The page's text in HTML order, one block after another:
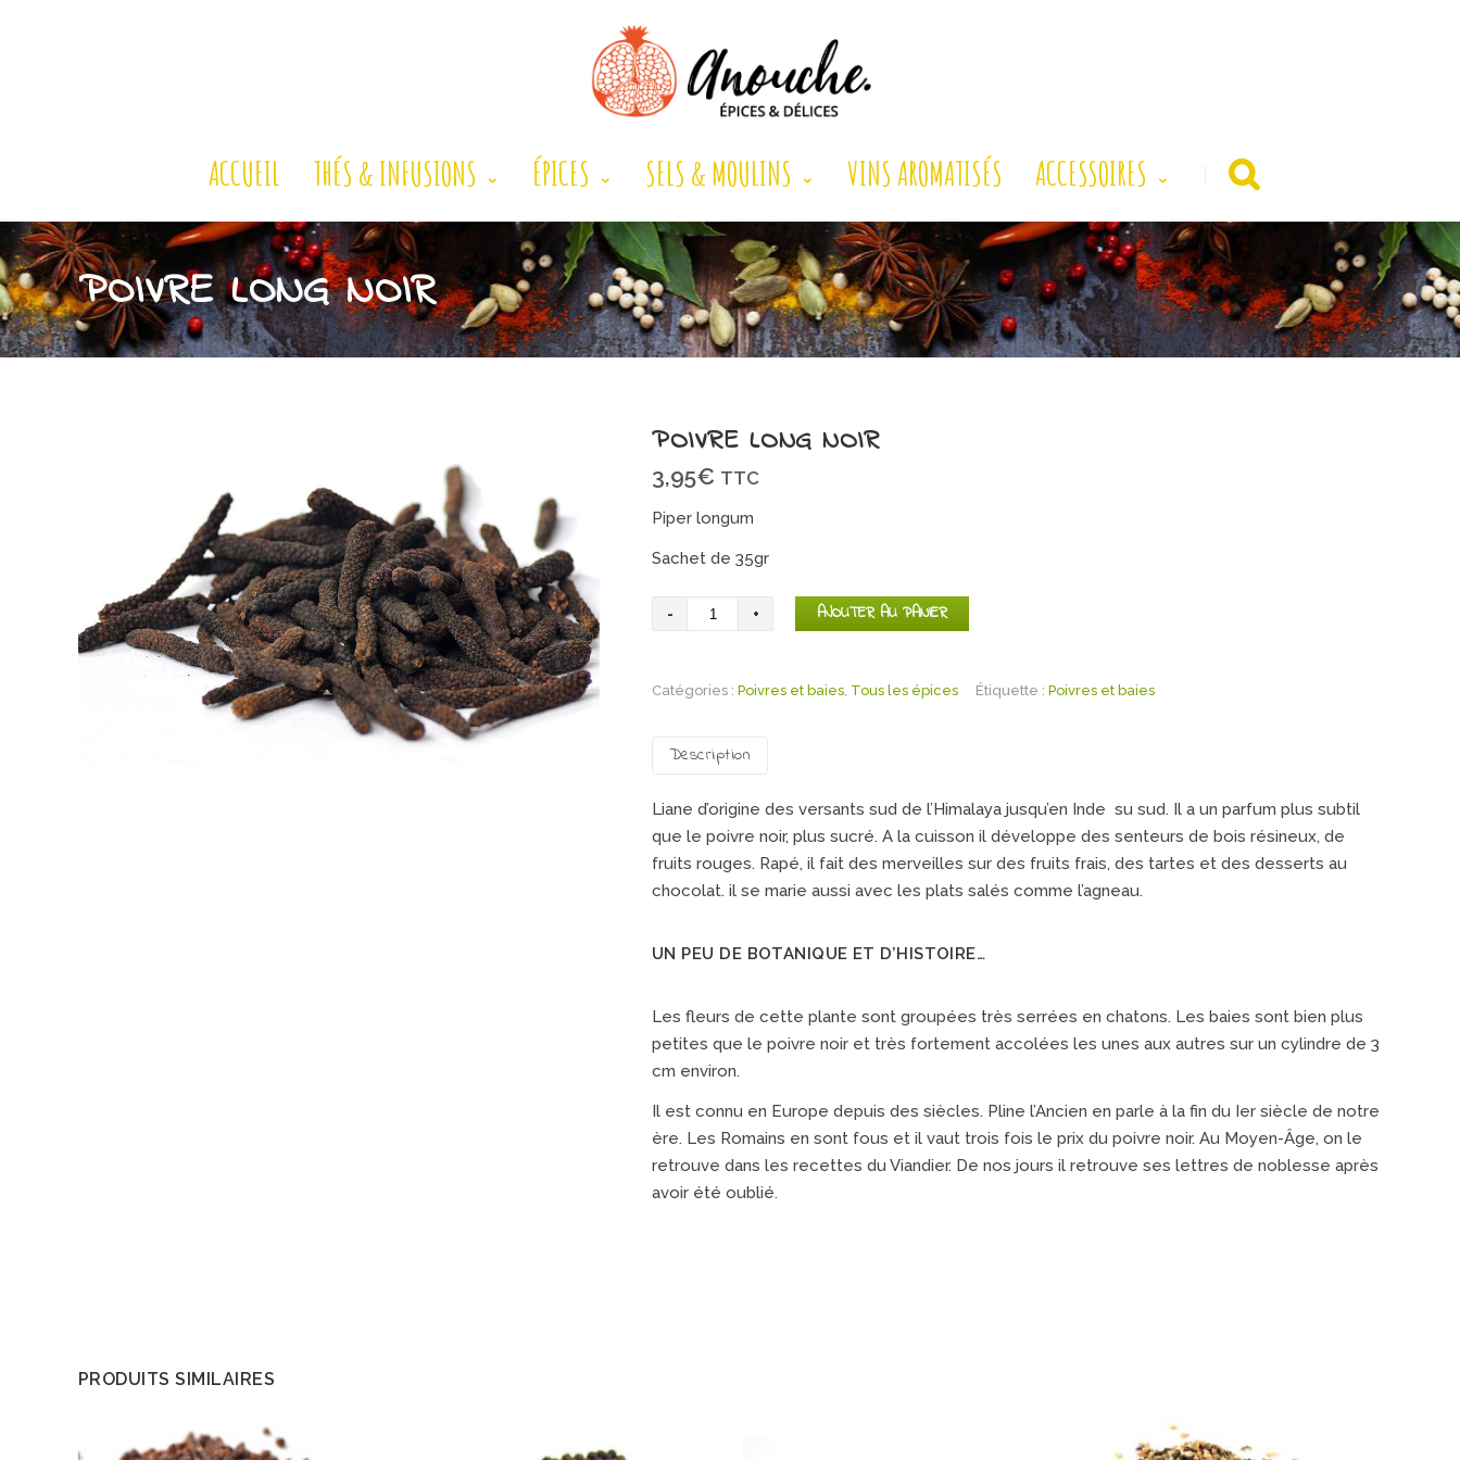
ACCUEIL THÉS & INFUSIONS ÉPICES SELS & MOULINS VINS AROMATISÉS ACCESSOIRES |
POIVRE LONG NOIR
POIVRE LONG NOIR
3,95€ TTC
Piper longum
Sachet de 35gr
quantité
de
long
AJOUTER AU PANIER
Catégories : Poivres et baies, Tous les épices Étiquette : Poivres et baies
Description
Liane d’origine des versants sud de l’Himalaya jusqu’en Inde su sud. Il a un parfum plus subtil
que le poivre noir, plus sucré. A la cuisson il développe des senteurs de bois résineux, de
fruits rouges. Rapé, il fait des merveilles sur des fruits frais, des tartes et des desserts au
chocolat. il se marie aussi avec les plats salés comme l’agneau.
UN PEU DE BOTANIQUE ET D’HISTOIRE…
Les fleurs de cette plante sont groupées très serrées en chatons. Les baies sont bien plus
petites que le poivre noir et très fortement accolées les unes aux autres sur un cylindre de 3
cm environ.
Il est connu en Europe depuis des siècles. Pline l’Ancien en parle à la fin du Ier siècle de notre
ère. Les Romains en sont fous et il vaut trois fois le prix du poivre noir. Au Moyen-Âge, on le
retrouve dans les recettes du Viandier. De nos jours il retrouve ses lettres de noblesse après
avoir été oublié.
PRODUITS SIMILAIRES